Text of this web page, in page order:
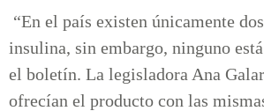
“En el país existen únicamente
insulina, sin embargo, ninguno
el boletín. La legisladora Ana
ofrecían el producto con las